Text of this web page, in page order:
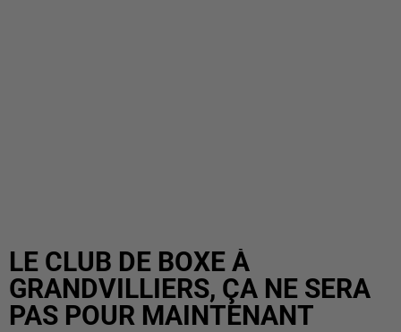
LE CLUB DE BOXE À
GRANDVILLIERS, ÇA NE SERA
PAS POUR MAINTENANT